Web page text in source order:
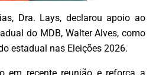
Dra. Lays, declarou apoio ao
do MDB, Walter Alves, como
estadual nas Eleições 2026.